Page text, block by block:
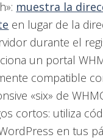
muestra la
en lugar de la
durante el
un portal
compatible
«six» de
cortos: utiliza
en tus